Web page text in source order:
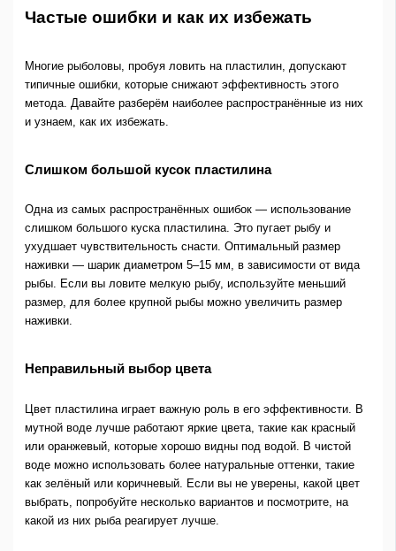
Частые ошибки и как их избежать
Многие рыболовы, пробуя ловить на пластилин, допускают
типичные ошибки, которые снижают эффективность этого
метода. Давайте разберём наиболее распространённые из них
и узнаем, как их избежать.
Слишком большой кусок пластилина
Одна из самых распространённых ошибок — использование
слишком большого куска пластилина. Это пугает рыбу и
ухудшает чувствительность снасти. Оптимальный размер
наживки — шарик диаметром 5–15 мм, в зависимости от вида
рыбы. Если вы ловите мелкую рыбу, используйте меньший
размер, для более крупной рыбы можно увеличить размер
наживки.
Неправильный выбор цвета
Цвет пластилина играет важную роль в его эффективности. В
мутной воде лучше работают яркие цвета, такие как красный
или оранжевый, которые хорошо видны под водой. В чистой
воде можно использовать более натуральные оттенки, такие
как зелёный или коричневый. Если вы не уверены, какой цвет
выбрать, попробуйте несколько вариантов и посмотрите, на
какой из них рыба реагирует лучше.